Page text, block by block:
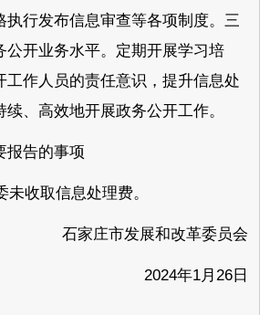
执行发布信息审查等各项制度。三
公开业务水平。定期开展学习培
工作人员的责任意识，提升信息处
、高效地开展政务公开工作。
报告的事项
未收取信息处理费。
石家庄市发展和改革委员会
2024年1月26日